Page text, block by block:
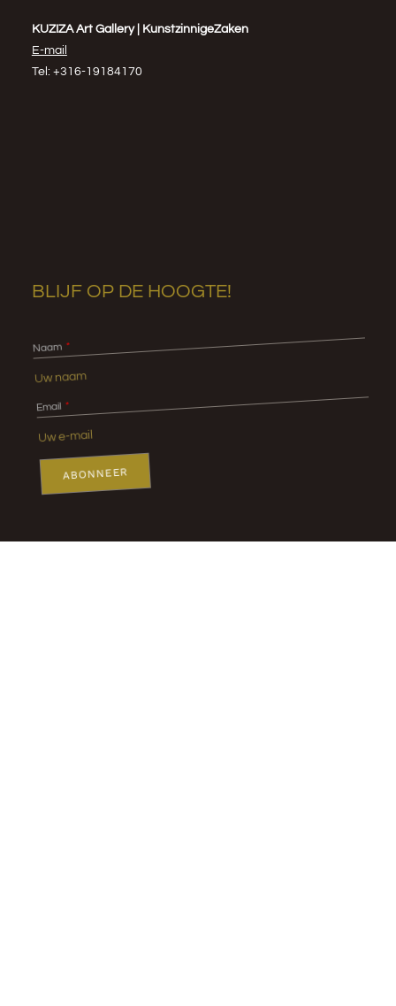
KUZIZA Art Gallery | KunstzinnigeZaken
E-mail
Tel: +316-19184170
BLIJF OP DE HOOGTE!
ABONNEER